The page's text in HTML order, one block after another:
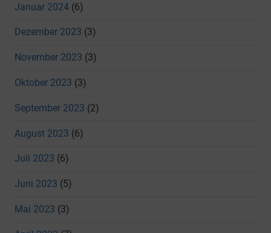
Januar 2024 (6)
Dezember 2023 (3)
November 2023 (3)
Oktober 2023 (3)
September 2023 (2)
August 2023 (6)
Juli 2023 (6)
Juni 2023 (5)
Mai 2023 (3)